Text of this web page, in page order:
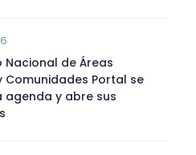
Nacional de Áreas
Comunidades Portal se
agenda y abre sus